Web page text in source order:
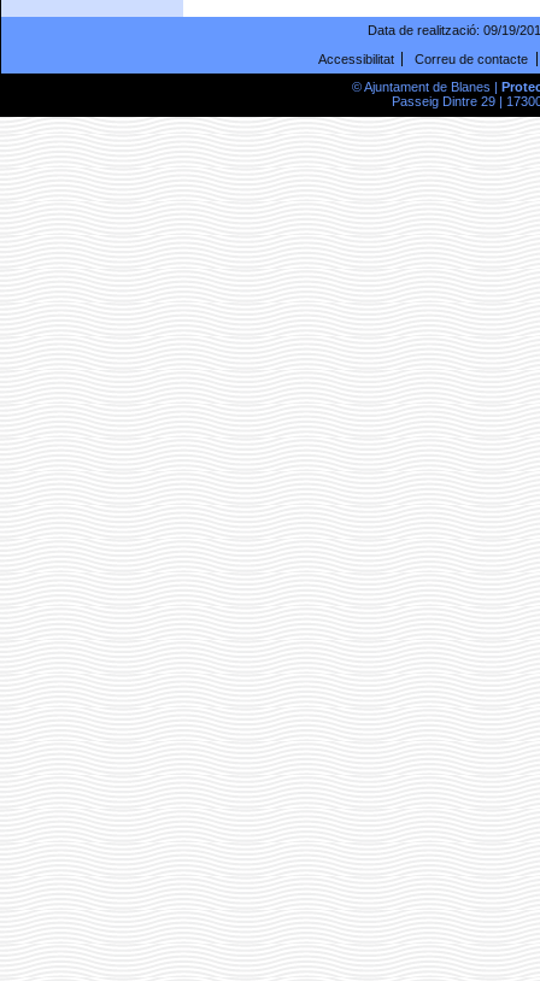
Data de realització: 09/19/
Accessibilitat
Correu de contacte
© Ajuntament de Blanes |
Passeig Dintre 29 |